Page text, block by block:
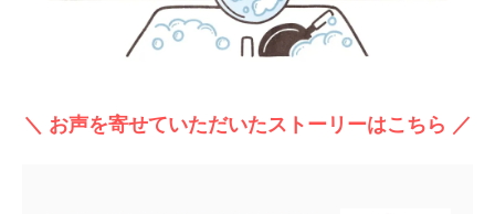
＼ お声を寄せていただいたストーリーはこちら ／